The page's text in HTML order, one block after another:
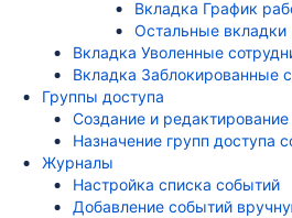
Вкладка График
Остальные вкладки
Вкладка Уволенные
Вкладка Заблокированные
Группы доступа
Создание и редактирование
Назначение групп доступа
Журналы
Настройка списка событий
Добавление событий